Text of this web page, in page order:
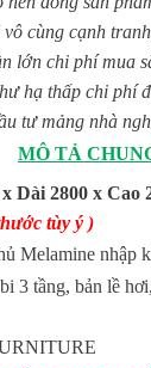
cùng cạnh
lớn chi phí mua
hạ thấp chi phí
tư mảng nhà
MÔ TẢ
Dài 2800 x Cao
tùy ý )
Melamine nhập
3 tầng, bản lề